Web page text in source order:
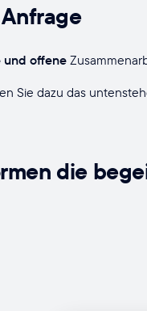
offene
Sie dazu das
die